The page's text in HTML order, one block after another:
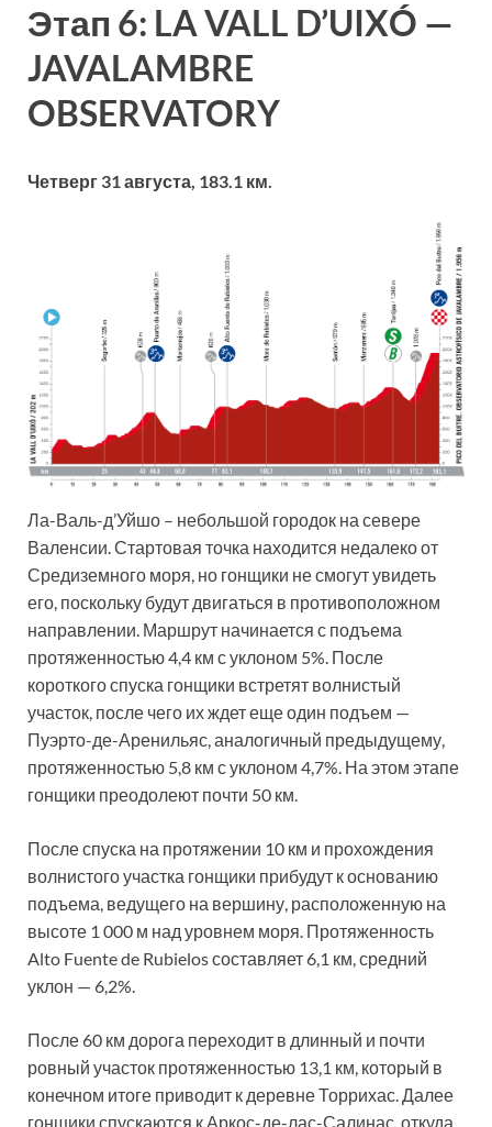
Этап 6: LA VALL D’UIXÓ —
JAVALAMBRE
OBSERVATORY
Четверг 31 августа, 183.1 км.
Ла-Валь-д’Уйшо – небольшой городок на севере
Валенсии. Стартовая точка находится недалеко от
Средиземного моря, но гонщики не смогут увидеть
его, поскольку будут двигаться в противоположном
направлении. Маршрут начинается с подъема
протяженностью 4,4 км с уклоном 5%. После
короткого спуска гонщики встретят волнистый
участок, после чего их ждет еще один подъем —
Пуэрто-де-Аренильяс, аналогичный предыдущему,
протяженностью 5,8 км с уклоном 4,7%. На этом этапе
гонщики преодолеют почти 50 км.
После спуска на протяжении 10 км и прохождения
волнистого участка гонщики прибудут к основанию
подъема, ведущего на вершину, расположенную на
высоте 1 000 м над уровнем моря. Протяженность
Alto Fuente de Rubielos составляет 6,1 км, средний
уклон — 6,2%.
После 60 км дорога переходит в длинный и почти
ровный участок протяженностью 13,1 км, который в
конечном итоге приводит к деревне Торрихас. Далее
гонщики спускаются к Аркос-де-лас-Салинас, откуда